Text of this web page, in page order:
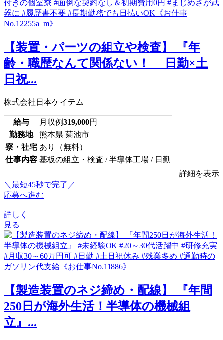
【装置・パーツの組立や検査】 『年
齢・職歴なんて関係ない！ 日勤×土
日祝...
株式会社日本ケイテム
給与 月収例319,000円
勤務地
熊本県 菊池市
寮・社宅 あり（無料）
仕事内容 基板の組立・検査 / 半導体工場 / 日勤
詳細を表示
＼最短45秒で完了／
応募へ進む
詳しく
見る
【製造装置のネジ締め・配線】 『年間
250日が海外生活！半導体の機械組
立』...